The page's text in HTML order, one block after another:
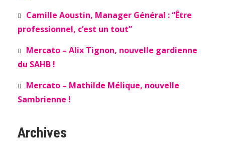
Camille Aoustin, Manager Général : “Être
professionnel, c’est un tout”
Mercato – Alix Tignon, nouvelle gardienne
du SAHB !
Mercato – Mathilde Mélique, nouvelle
Sambrienne !
Archives